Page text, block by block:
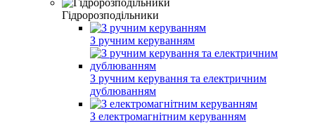
Гідророзподільники
З ручним керуванням
З ручним керування та електричним
дублюванням
З електромагнітним керуванням